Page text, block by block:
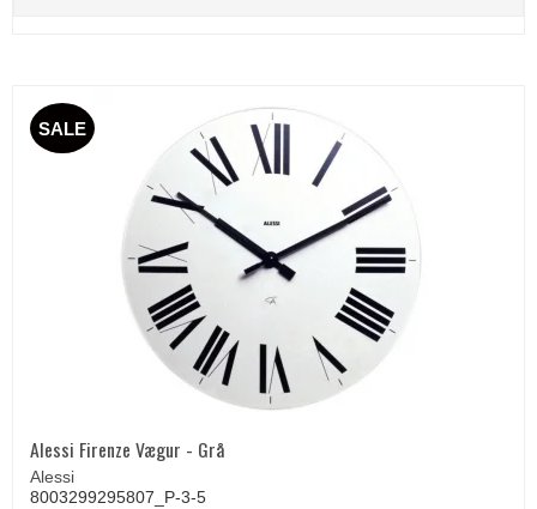
SALE
Alessi Firenze Vægur - Grå
Alessi
8003299295807_P-3-5